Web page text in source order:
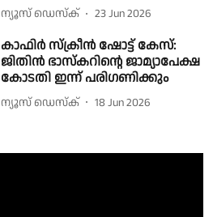
ന്യൂസ് ഡെസ്ക് 23 Jun 2026
കാഫിർ സ്ക്രീൻ ഷോട്ട് കേസ്:
ജിതിൻ ഭാസ്കറിൻ്റെ ജാമ്യാപേക്ഷ
കോടതി ഇന്ന് പരിഗണിക്കും
ന്യൂസ് ഡെസ്ക് 18 Jun 2026